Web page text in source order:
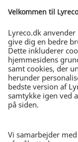
ET NEMMERE
FRI FRAGT
Bestil for
DAG-TIL-
Bestil inden
30 DAGES
I ubrudt